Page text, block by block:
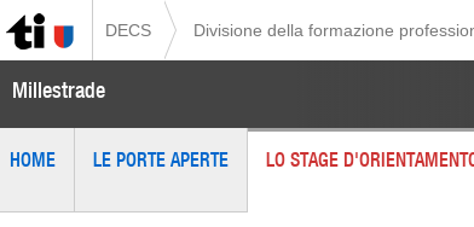
DECS Divisione della formazione
Millestrade
HOME LE PORTE APERTE LO STAGE